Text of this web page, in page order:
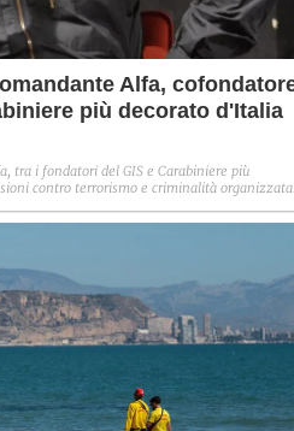
Alfa,
più decorato d'Italia
tra i fondatori del GIS e Carabiniere più
contro terrorismo e criminalità